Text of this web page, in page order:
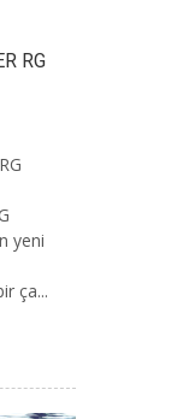
RG
yeni
ça...